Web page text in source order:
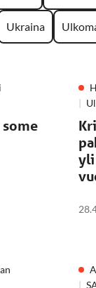
Ukraina
yli